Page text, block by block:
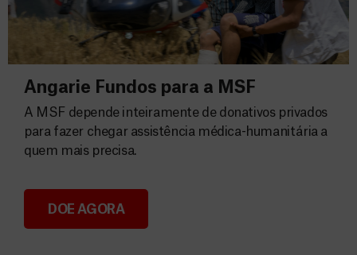
Angarie Fundos para a MSF
Angarie Fundos para a MSF
A MSF depende inteiramente de donativos privados
para fazer chegar assistência médica-humanitária a
quem mais precisa.
DOE AGORA